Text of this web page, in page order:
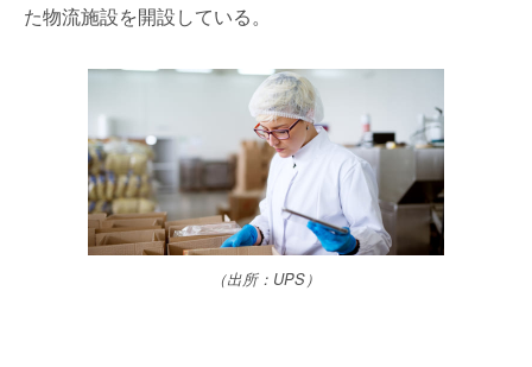
た物流施設を開設している。
（出所：UPS）